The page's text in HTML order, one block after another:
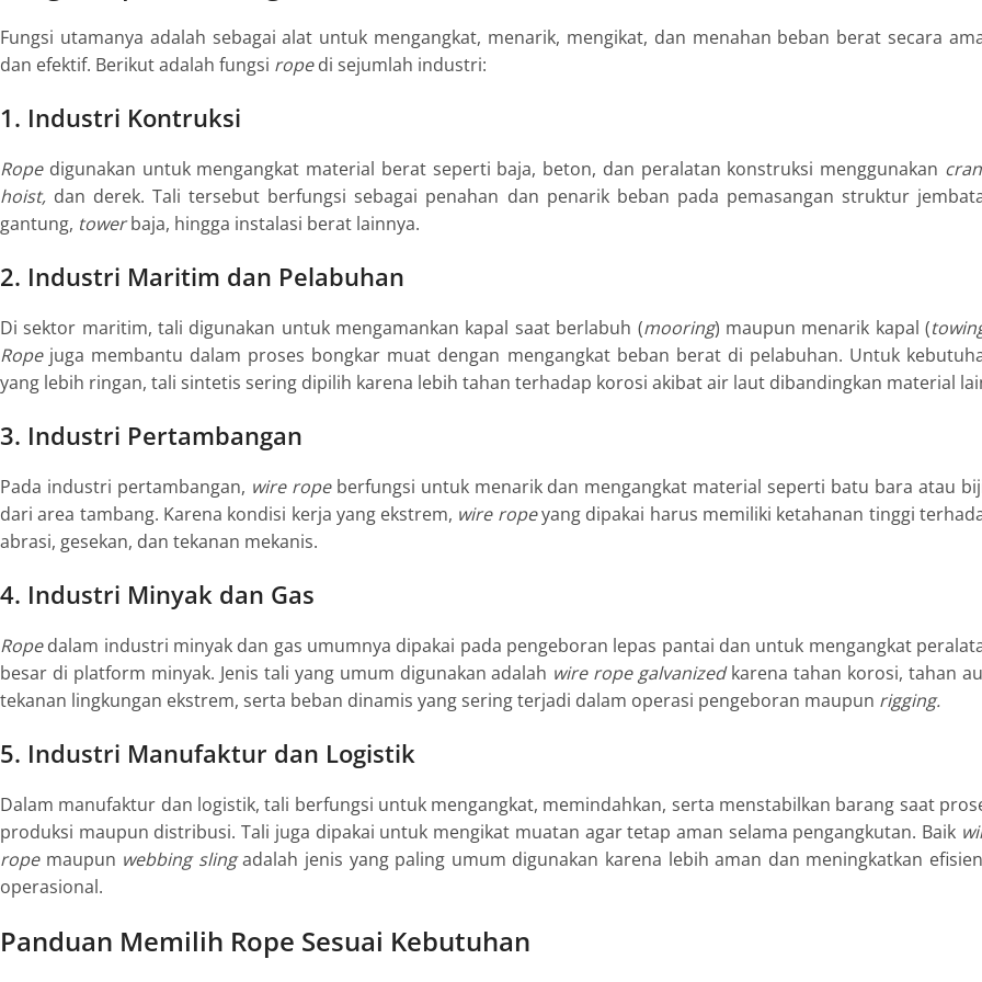
Fungsi utamanya adalah sebagai alat untuk mengangkat, menarik, mengikat, dan menahan beban berat secara
dan efektif. Berikut adalah fungsi ropedi sejumlah industri:
1. Industri Kontruksi
Rope digunakan untuk mengangkat material berat seperti baja, beton, dan peralatan konstruksi menggunakan
hoist, dan derek. Tali tersebut berfungsi sebagai penahan dan penarik beban pada pemasangan struktur
gantung, towerbaja, hingga instalasi berat lainnya.
2. Industri Maritim dan Pelabuhan
Di sektor maritim, tali digunakan untuk mengamankan kapal saat berlabuh (mooring) maupun menarik kapal (
Ropejuga membantu dalam proses bongkar muat dengan mengangkat beban berat di pelabuhan. Untuk
yang lebih ringan, tali sintetis sering dipilih karena lebih tahan terhadap korosi akibat air laut dibandingkan material
3. Industri Pertambangan
Pada industri pertambangan, wire rope berfungsi untuk menarik dan mengangkat material seperti batu bara atau
dari area tambang. Karena kondisi kerja yang ekstrem, wire ropeyang dipakai harus memiliki ketahanan tinggi
abrasi, gesekan, dan tekanan mekanis.
4. Industri Minyak dan Gas
Ropedalam industri minyak dan gas umumnya dipakai pada pengeboran lepas pantai dan untuk mengangkat
besar di platform minyak. Jenis tali yang umum digunakan adalah wire rope galvanizedkarena tahan korosi, tahan
tekanan lingkungan ekstrem, serta beban dinamis yang sering terjadi dalam operasi pengeboran maupun rigging.
5. Industri Manufaktur dan Logistik
Dalam manufaktur dan logistik, tali berfungsi untuk mengangkat, memindahkan, serta menstabilkan barang saat
produksi maupun distribusi. Tali juga dipakai untuk mengikat muatan agar tetap aman selama pengangkutan. Baik
ropemaupun webbing slingadalah jenis yang paling umum digunakan karena lebih aman dan meningkatkan
operasional.
Panduan Memilih Rope Sesuai Kebutuhan